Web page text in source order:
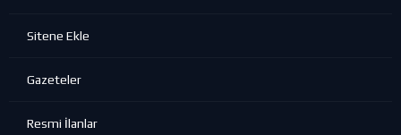
Sitene Ekle
Gazeteler
Resmi İlanlar